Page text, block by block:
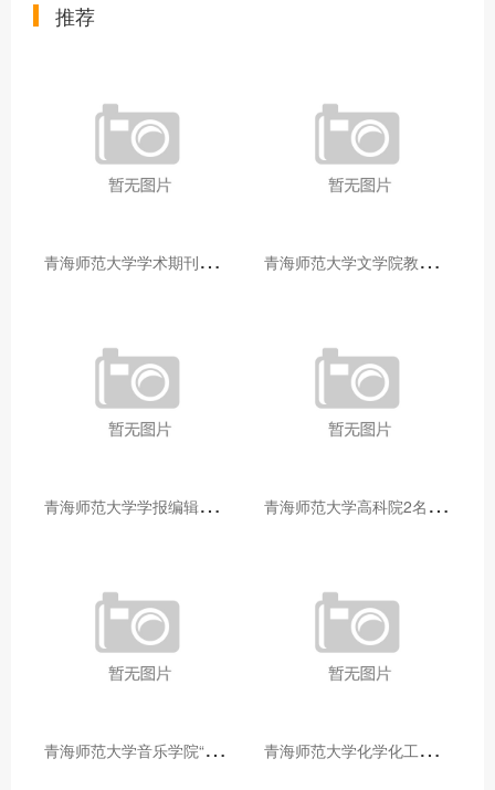
推荐
青
海师范大学学术期刊两个专栏入选2025年青海省期刊重点专栏 青
海师范大学文学院教师赴山东省相关高校和学术机构交流学习
青
海师范大学学报编辑部赴大通县城关镇上毛佰胜村开展帮扶慰问活动 青
海师范大学高科院2名专家当选中国科学院院士
青
海师范大学音乐学院“青舞华章”本科舞蹈专业中期汇报圆满落幕 青
海师范大学化学化工学院开展铸牢中华民族共同体意识大讲堂活动